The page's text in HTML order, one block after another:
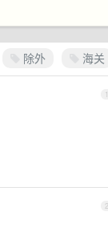
除外 海关
1
2